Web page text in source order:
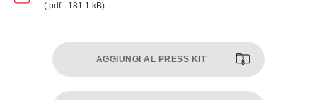
(.pdf - 181.1 kB)
AGGIUNGI AL PRESS KIT